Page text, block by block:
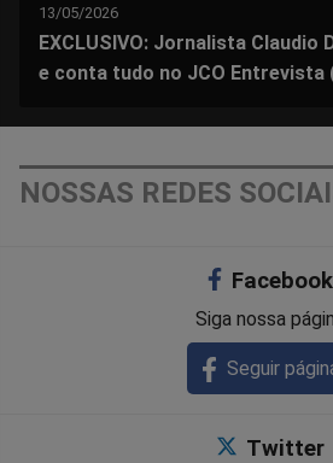
13/05/2026
EXCLUSIVO: Jornalista Claudio
e conta tudo no JCO Entrevista
NOSSAS REDES
Facebook
Siga nossa
Seguir
Twitter